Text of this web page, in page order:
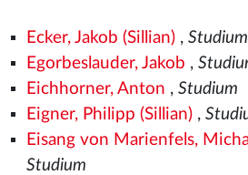
Ecker, Jakob (Sillian), Studium
Egorbeslauder, Jakob ,
Eichhorner, Anton , Studium
Eigner, Philipp (Sillian),
Eisang von Marienfels,
Studium